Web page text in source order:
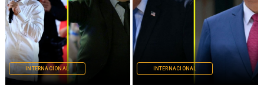
INTERNACIONAL INTERNACIONAL